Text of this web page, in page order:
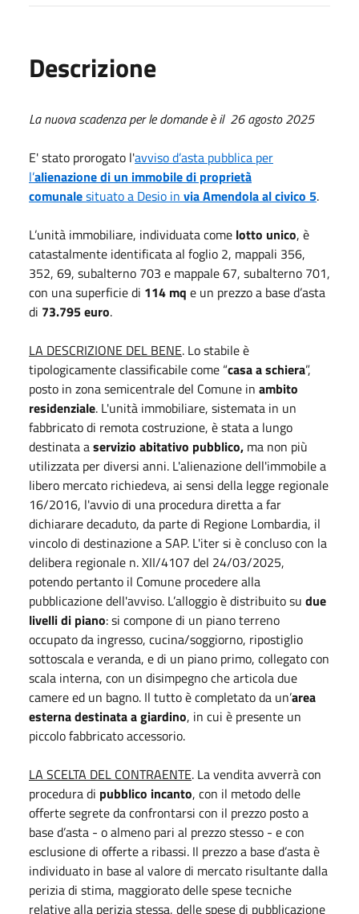
Descrizione
La nuova scadenza per le domande è il 26 agosto 2025
E' stato prorogato l'avviso d’asta pubblica per
l’alienazione di un immobile di proprietà
comunalesituato a Desio in via Amendola al civico 5.
L’unità immobiliare, individuata come lotto unico, è
catastalmente identificata al foglio 2, mappali 356,
352, 69, subalterno 703 e mappale 67, subalterno 701,
con una superficie di 114 mq e un prezzo a base d’asta
di 73.795 euro.
LA DESCRIZIONE DEL BENE. Lo stabile è
tipologicamente classificabile come “casa a schiera”,
posto in zona semicentrale del Comune in ambito
residenziale. L'unità immobiliare, sistemata in un
fabbricato di remota costruzione, è stata a lungo
destinata aservizio abitativo pubblico, ma non più
utilizzata per diversi anni. L'alienazione dell'immobile a
libero mercato richiedeva, ai sensi della legge regionale
16/2016, l'avvio di una procedura diretta a far
dichiarare decaduto, da parte di Regione Lombardia, il
vincolo di destinazione a SAP. L'iter si è concluso con la
delibera regionale n. XII/4107 del 24/03/2025,
potendo pertanto il Comune procedere alla
pubblicazione dell'avviso. L’alloggio è distribuito su due
livelli di piano: si compone di un piano terreno
occupato da ingresso, cucina/soggiorno, ripostiglio
sottoscala e veranda, e di un piano primo, collegato con
scala interna, con un disimpegno che articola due
camere ed un bagno. Il tutto è completato da un’area
esterna destinata a giardino, in cui è presente un
piccolo fabbricato accessorio.
LA SCELTA DEL CONTRAENTE. La vendita avverrà con
procedura di pubblico incanto, con il metodo delle
offerte segrete da confrontarsi con il prezzo posto a
base d’asta - o almeno pari al prezzo stesso - e con
esclusione di offerte a ribassi. Il prezzo a base d’asta è
individuato in base al valore di mercato risultante dalla
perizia di stima, maggiorato delle spese tecniche
relative alla perizia stessa, delle spese di pubblicazione